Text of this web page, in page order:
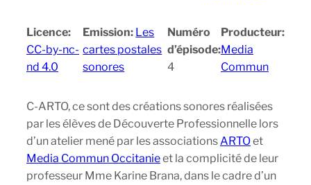
Licence:
CC-by-nc-
nd 4.0
Emission: Les
cartes postales
sonores
Numéro
d’épisode:
4
Producteur:
Media
Commun
C-ARTO, ce sont des créations sonores réalisées
par les élèves de Découverte Professionnelle lors
d’un atelier mené par les associations ARTOet
Media Commun Occitanieet la complicité de leur
professeur Mme Karine Brana, dans le cadre d’un